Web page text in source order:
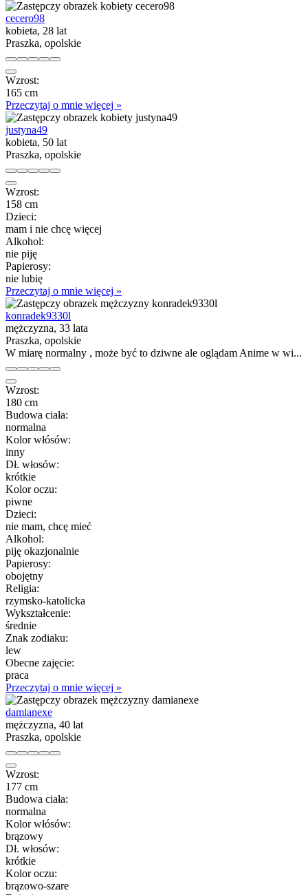
cecero98
kobieta, 28 lat
Praszka, opolskie
Wzrost:
165 cm
Przeczytaj o mnie więcej »
justyna49
kobieta, 50 lat
Praszka, opolskie
Wzrost:
158 cm
Dzieci:
mam i nie chcę więcej
Alkohol:
nie piję
Papierosy:
nie lubię
Przeczytaj o mnie więcej »
konradek9330l
mężczyzna, 33 lata
Praszka, opolskie
W miarę normalny , może być to dziwne ale oglądam Anime w wi...
Wzrost:
180 cm
Budowa ciała:
normalna
Kolor włósów:
inny
Dł. włosów:
krótkie
Kolor oczu:
piwne
Dzieci:
nie mam, chcę mieć
Alkohol:
piję okazjonalnie
Papierosy:
obojętny
Religia:
rzymsko-katolicka
Wykształcenie:
średnie
Znak zodiaku:
lew
Obecne zajęcie:
praca
Przeczytaj o mnie więcej »
damianexe
mężczyzna, 40 lat
Praszka, opolskie
Wzrost:
177 cm
Budowa ciała:
normalna
Kolor włósów:
brązowy
Dł. włosów:
krótkie
Kolor oczu:
brązowo-szare